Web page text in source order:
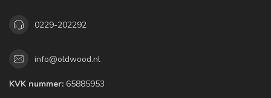
0229-202292
info@oldwood.nl
KVK nummer: 65885953